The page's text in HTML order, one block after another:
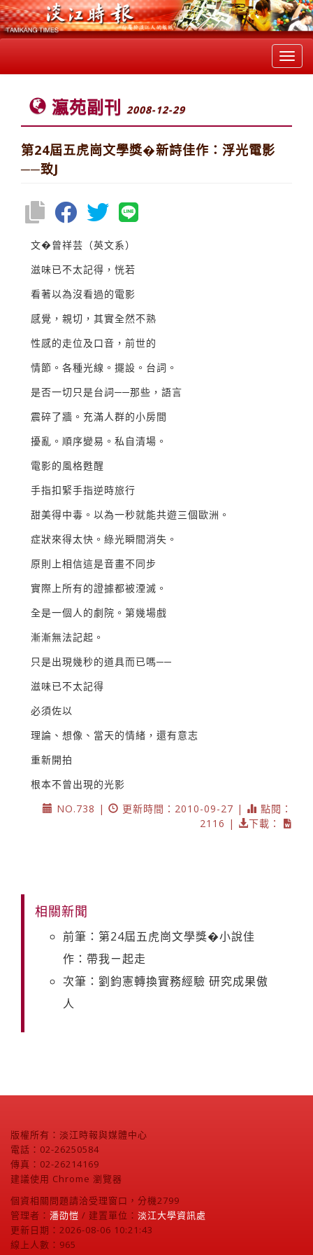
瀛苑副刊 2008-12-29
第24屆五虎崗文學獎�新詩佳作：浮光電影
──致J
文�曾祥芸（英文系）
滋味已不太記得，恍若
看著以為沒看過的電影
感覺，親切，其實全然不熟
性感的走位及口音，前世的
情節。各種光線。擺設。台詞。
是否一切只是台詞──那些，語言
震碎了牆。充滿人群的小房間
擾亂。順序變易。私自清場。
電影的風格甦醒
手指扣緊手指逆時旅行
甜美得中毒。以為一秒就能共遊三個歐洲。
症狀來得太快。綠光瞬間消失。
原則上相信這是音畫不同步
實際上所有的證據都被湮滅。
全是一個人的劇院。第幾場戲
漸漸無法記起。
只是出現幾秒的道具而已嗎──
滋味已不太記得
必須佐以
理論、想像、當天的情緒，還有意志
重新開拍
根本不曾出現的光影
NO.738 |
更新時間：2010-09-27 |
點閱：
2116 |
下載：
相關新聞
前筆：第24屆五虎崗文學獎�小說佳
作：帶我ㄧ起走
次筆：劉鈞憲轉換實務經驗 研究成果傲
人
版權所有：淡江時報與媒體中心
電話：02-26250584
傳真：02-26214169
建議使用 Chrome 瀏覽器
個資相關問題請洽受理窗口，分機2799
管理者： 潘劭愷 / 建置單位： 淡江大學資訊處
更新日期：2026-08-06 10:21:43
線上人數：965